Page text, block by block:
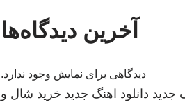
آخرین دیدگاه‌ها
دیدگاهی برای نمایش وجود ندارد.
جدید دانلود اهنگ جدید خرید شال و